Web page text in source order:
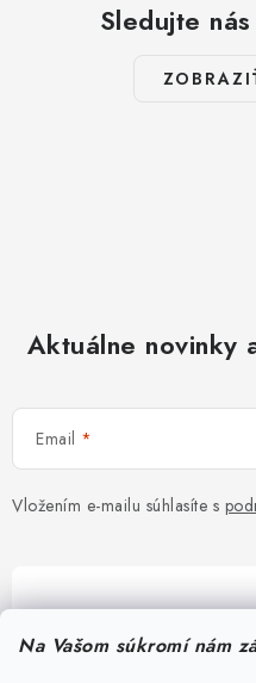
Na Vašom súkromí nám
Sledujte
Aktuálne novinky
Email
Vložením e-mailu súhlasíte s
Pomôžeme
Potrebujete s niečím